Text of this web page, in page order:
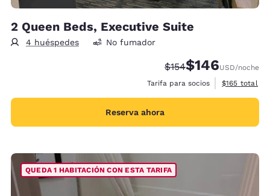
2 Queen Beds, Executive Suite
4 huéspedes No fumador
Tarifa tachada:
$154Tarifa reducida:
$146USD/noche
Tarifa para socios
Ver detalles
$165 total
Reserva ahora
QUEDA 1 HABITACIÓN CON ESTA TARIFA